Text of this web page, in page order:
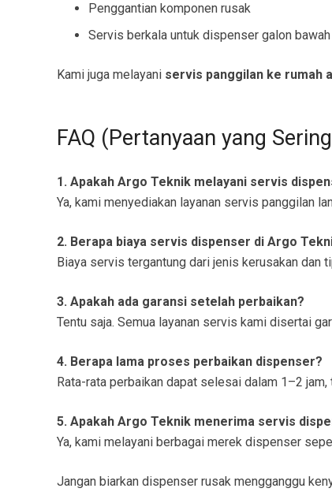
Penggantian komponen rusak
Servis berkala untuk dispenser galon
Kami juga melayani servis panggilan ke rumah
FAQ (Pertanyaan yang
1. Apakah Argo Teknik melayani servis
Ya, kami menyediakan layanan servis panggilan
2. Berapa biaya servis dispenser di Argo
Biaya servis tergantung dari jenis kerusakan dan
3. Apakah ada garansi setelah perbaikan?
Tentu saja. Semua layanan servis kami disertai
4. Berapa lama proses perbaikan dispenser?
Rata-rata perbaikan dapat selesai dalam 1–2
5. Apakah Argo Teknik menerima servis
Ya, kami melayani berbagai merek dispenser
Jangan biarkan dispenser rusak mengganggu